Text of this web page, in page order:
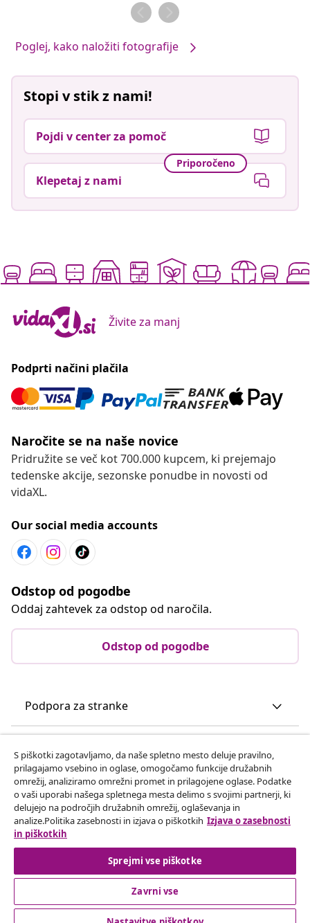
objavil
Poglej, kako naložiti fotografije
Stopi v stik z nami!
Pojdi v center za pomoč
Priporočeno
Klepetaj z nami
Živite za manj
Podprti načini plačila
Naročite se na naše novice
Pridružite se več kot 700.000 kupcem, ki prejemajo
tedenske akcije, sezonske ponudbe in novosti od
vidaXL.
Our social media accounts
Odstop od pogodbe
Oddaj zahtevek za odstop od naročila.
Odstop od pogodbe
Podpora za stranke
vidaXL
Odkrijte več
S piškotki zagotavljamo, da naše spletno mesto deluje pravilno,
prilagajamo vsebino in oglase, omogočamo funkcije družabnih
omrežij, analiziramo omrežni promet in prilagojene oglase. Podatke
o vaši uporabi našega spletnega mesta delimo s svojimi partnerji, ki
delujejo na področjih družabnih omrežij, oglaševanja in
analize.Politika zasebnosti in izjava o piškotkih Izjava o zasebnosti
in piškotkih
Sprejmi vse piškotke
Zavrni vse